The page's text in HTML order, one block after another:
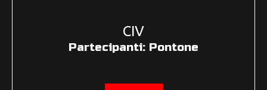
CIV
Partecipanti: Pontone